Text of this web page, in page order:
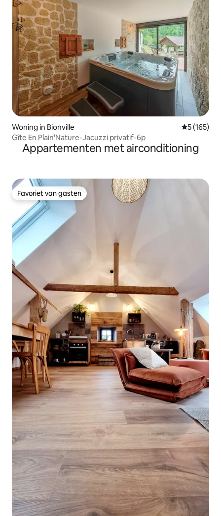
Woning in Bionville
5 (165)
Gîte En Plain'Nature-Jacuzzi privatif-6p
Appartementen met airconditioning
Favoriet van gasten
Favoriet van gasten